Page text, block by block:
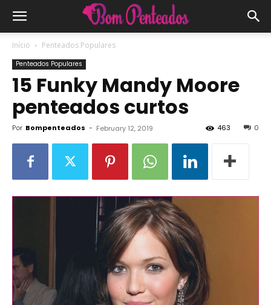
Início Penteados Populares
Penteados Populares
15 Funky Mandy Moore
penteados curtos
Por Bompenteados - February 12, 2019 0
463